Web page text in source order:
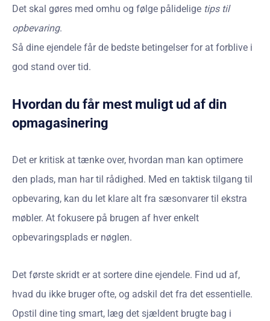
Det skal gøres med omhu og følge pålidelige tips til
opbevaring.
Så dine ejendele får de bedste betingelser for at forblive i
god stand over tid.
Hvordan du får mest muligt ud af din
opmagasinering
Det er kritisk at tænke over, hvordan man kan optimere
den plads, man har til rådighed. Med en taktisk tilgang til
opbevaring, kan du let klare alt fra sæsonvarer til ekstra
møbler. At fokusere på brugen af hver enkelt
opbevaringsplads er nøglen.
Det første skridt er at sortere dine ejendele. Find ud af,
hvad du ikke bruger ofte, og adskil det fra det essentielle.
Opstil dine ting smart, læg det sjældent brugte bag i